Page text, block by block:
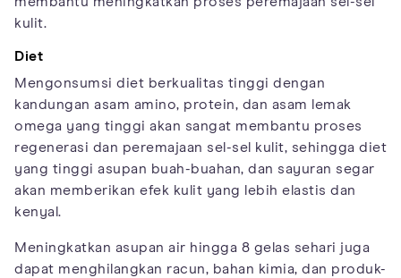
kulit.
Diet
Mengonsumsi diet berkualitas tinggi dengan
kandungan asam amino, protein, dan asam lemak
omega yang tinggi akan sangat membantu proses
regenerasi dan peremajaan sel-sel kulit, sehingga diet
yang tinggi asupan buah-buahan, dan sayuran segar
akan memberikan efek kulit yang lebih elastis dan
kenyal.
Meningkatkan asupan air hingga 8 gelas sehari juga
dapat menghilangkan racun, bahan kimia, dan produk-